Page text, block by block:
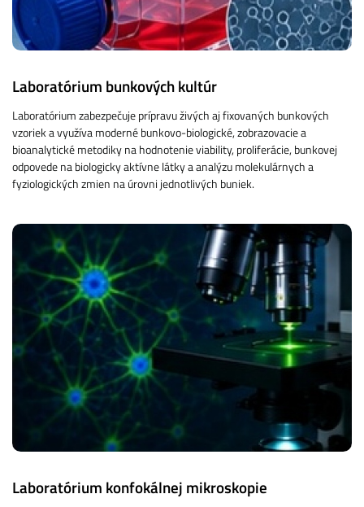
Laboratórium bunkových kultúr
Laboratórium zabezpečuje prípravu živých aj fixovaných bunkových
vzoriek a využíva moderné bunkovo-biologické, zobrazovacie a
bioanalytické metodiky na hodnotenie viability, proliferácie, bunkovej
odpovede na biologicky aktívne látky a analýzu molekulárnych a
fyziologických zmien na úrovni jednotlivých buniek.
Laboratórium konfokálnej mikroskopie